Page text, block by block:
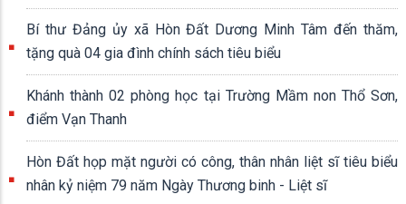
Bí thư Đảng ủy xã Hòn Đất Dương Minh Tâm đến thăm,
tặng quà 04 gia đình chính sách tiêu biểu
Khánh thành 02 phòng học tại Trường Mầm non Thổ Sơn,
điểm Vạn Thanh
Hòn Đất họp mặt người có công, thân nhân liệt sĩ tiêu biểu
nhân kỷ niệm 79 năm Ngày Thương binh - Liệt sĩ